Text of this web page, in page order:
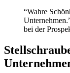
“Wahre
bei der